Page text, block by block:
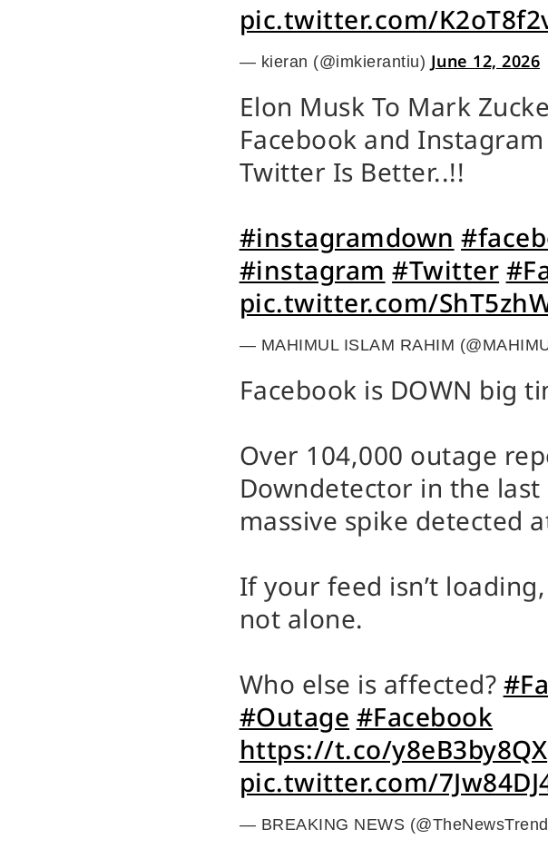
pic.twitter.com/
— kieran (@imkierantiu) June 12, 2026
Elon Musk To Mark
Facebook and
Twitter Is Better..!!
#instagramdown
#instagram #Twitter
pic.twitter.com/
— MAHIMUL ISLAM RAHIM
Facebook is DOWN big
Over 104,000 outage
Downdetector in the
massive spike detected
If your feed isn’t
not alone.
Who else is affected?
#Outage #Facebook
https://t.co/y8eB3by8QX
pic.twitter.com/
— BREAKING NEWS